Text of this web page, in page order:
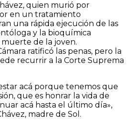
quien murió por
en un tratamiento
una rápida ejecución de las
y la bioquímica
de la joven.
ratificó las penas, pero la
recurrir a la Corte Suprema
acá porque tenemos que
que es honrar la vida de
acá hasta el último día»,
madre de Sol.